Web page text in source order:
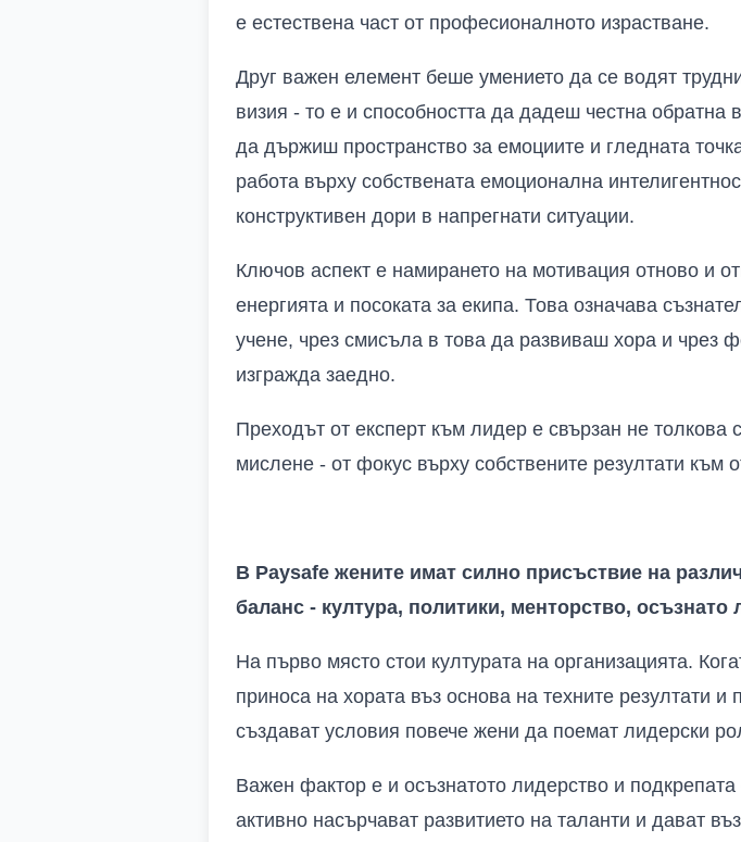
е естествена част от професионалното израстване.
Друг важен елемент беше умението да се водят
визия - то е и способността да дадеш честна
да държиш пространство за емоциите и гледната
работа върху собствената емоционална
конструктивен дори в напрегнати ситуации.
Ключов аспект е намирането на мотивация отново и
енергията и посоката за екипа. Това означава
учене, чрез смисъла в това да развиваш хора и чрез
изгражда заедно.
Преходът от експерт към лидер е свързан не
мислене - от фокус върху собствените резултати към
В Paysafe жените имат силно присъствие на
баланс - култура, политики, менторство, осъзнато
На първо място стои културата на организацията.
приноса на хората въз основа на техните резултати
създават условия повече жени да поемат лидерски
Важен фактор е и осъзнатото лидерство и
активно насърчават развитието на таланти и дават